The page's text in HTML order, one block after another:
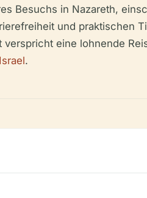
Besuchs in Nazareth,
und praktischen
eine lohnende
.